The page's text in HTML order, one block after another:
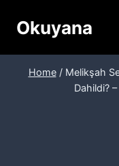
Okuyana
Home / Melikşah
Dahildi?